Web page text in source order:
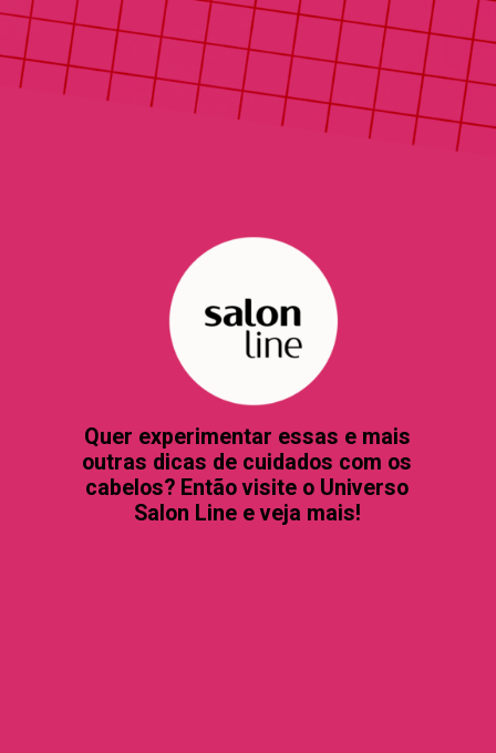
Quer experimentar essas e mais
outras dicas de cuidados com os
cabelos? Então visite o Universo
Salon Line e veja mais!